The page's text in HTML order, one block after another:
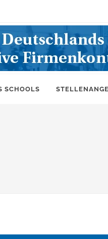
SCHOOLS